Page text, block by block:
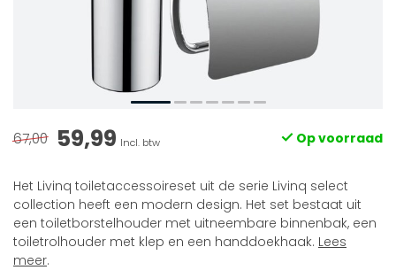
67,00 59,99 Incl. btw Op voorraad
Het Livinq toiletaccessoireset uit de serie Livinq select
collection heeft een modern design. Het set bestaat uit
een toiletborstelhouder met uitneembare binnenbak, een
toiletrolhouder met klep en een handdoekhaak. Lees
meer.